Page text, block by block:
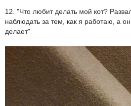
12. "Что любит делать мой кот?
наблюдать за тем, как я работаю, а
делает"